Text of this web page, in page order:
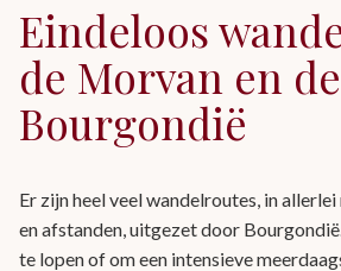
Eindeloos
de Morvan en
Bourgondië
Er zijn heel veel wandelroutes, in
en afstanden, uitgezet door
te lopen of om een intensieve